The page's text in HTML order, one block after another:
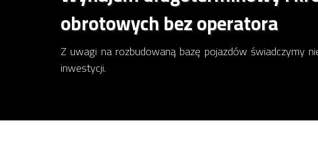
obrotowych bez operatora
Z uwagi na rozbudowaną bazę pojazdów świadczymy niemal natychmiastowy wynajem ładowarek teleskopowych i bez względu na lokalizację Twojej
inwestycji.